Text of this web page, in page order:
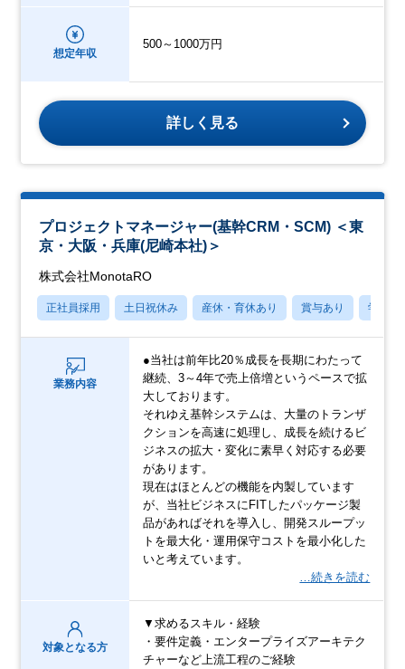
想定年収
500～1000万円
詳しく見る
プロジェクトマネージャー(基幹CRM・SCM) ＜東
京・大阪・兵庫(尼崎本社)＞
株式会社MonotaRO
正社員採用 土日祝休み 産休・育休あり 賞与あり 学歴不
業務内容
●当社は前年比20％成長を長期にわたって
継続、3～4年で売上倍増というペースで拡
大しております。
それゆえ基幹システムは、大量のトランザ
クションを高速に処理し、成長を続けるビ
ジネスの拡大・変化に素早く対応する必要
があります。
現在はほとんどの機能を内製しています
が、当社ビジネスにFITしたパッケージ製
品があればそれを導入し、開発スループッ
トを最大化・運用保守コストを最小化した
いと考えています。
…続きを読む
対象となる方
▼求めるスキル・経験
・要件定義・エンタープライズアーキテク
チャーなど上流工程のご経験